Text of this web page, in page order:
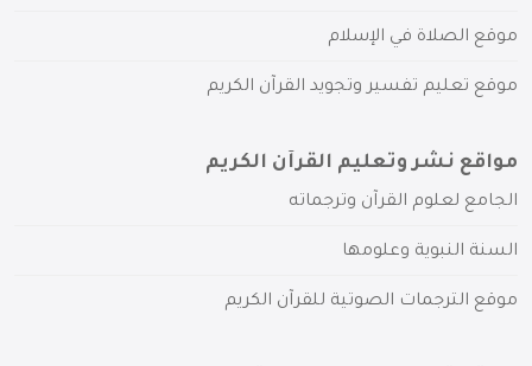
موقع الصلاة في الإسلام
موقع تعليم تفسير وتجويد القرآن الكريم
مواقع نشر وتعليم القرآن الكريم
الجامع لعلوم القرآن وترجماته
السنة النبوية وعلومها
موقع الترجمات الصوتية للقرآن الكريم